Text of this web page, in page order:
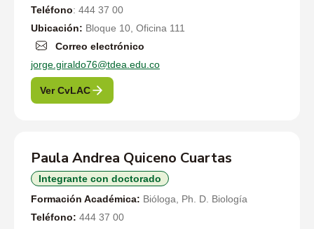
Teléfono: 444 37 00
Ubicación: Bloque 10, Oficina 111
Correo electrónico
jorge.giraldo76@tdea.edu.co
Ver CvLAC
Paula Andrea Quiceno Cuartas
Integrante con doctorado
Formación Académica: Bióloga, Ph. D. Biología
Teléfono: 444 37 00